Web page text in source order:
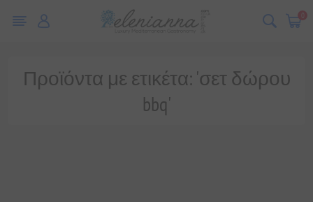
0
Προϊόντα με ετικέτα: 'σετ δώρου
bbq'